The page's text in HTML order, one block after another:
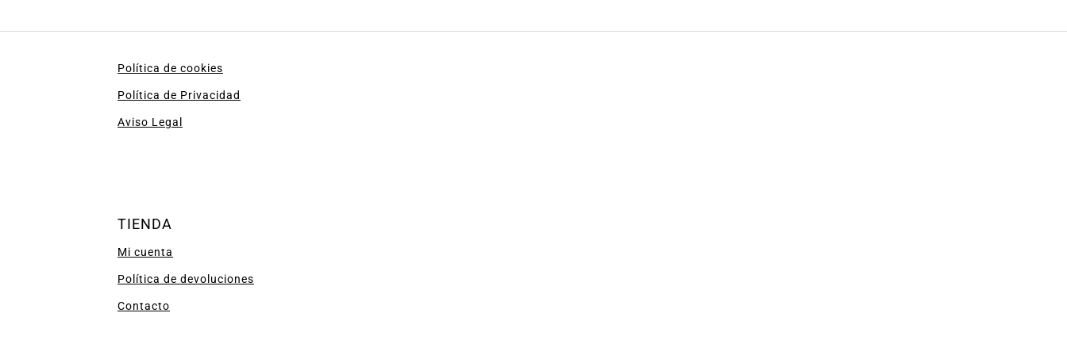
Política de cookies
Política de Privacidad
Aviso Legal
TIENDA
Mi cuenta
Política de devoluciones
Contacto